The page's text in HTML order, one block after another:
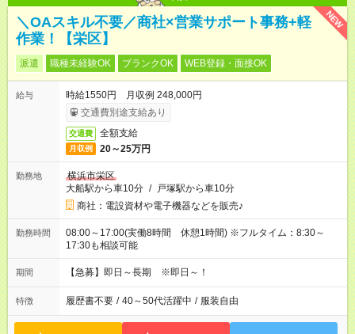
NEW
＼OAスキル不要／商社×営業サポート事務+軽
作業！【栄区】
派遣 職種未経験OK ブランクOK WEB登録・面接OK
給与
時給1550円 月収例 248,000円
交通費別途支給あり
交通費 全額支給
月収例 20～25万円
勤務地
横浜市栄区
大船駅から車10分 / 戸塚駅から車10分
商社：電設資材や電子機器などを販売♪
勤務時間
08:00～17:00(実働8時間 休憩1時間) ※フルタイム：8:30～
17:30も相談可能
期間 【急募】即日～長期 ※即日～！
特徴 履歴書不要 / 40～50代活躍中 / 服装自由